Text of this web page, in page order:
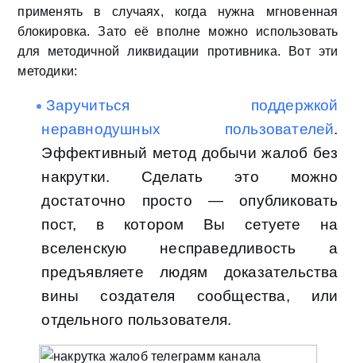
применять в случаях, когда нужна мгновенная
блокировка. Зато её вполне можно использовать
для методичной ликвидации противника. Вот эти
методики:
Заручиться поддержкой
неравнодушных пользователей.
Эффективный метод добычи жалоб без
накрутки. Сделать это можно
достаточно просто — опубликовать
пост, в котором Вы сетуете на
вселенскую несправедливость а
предъявляете людям доказательства
вины создателя сообщества, или
отдельного пользователя.